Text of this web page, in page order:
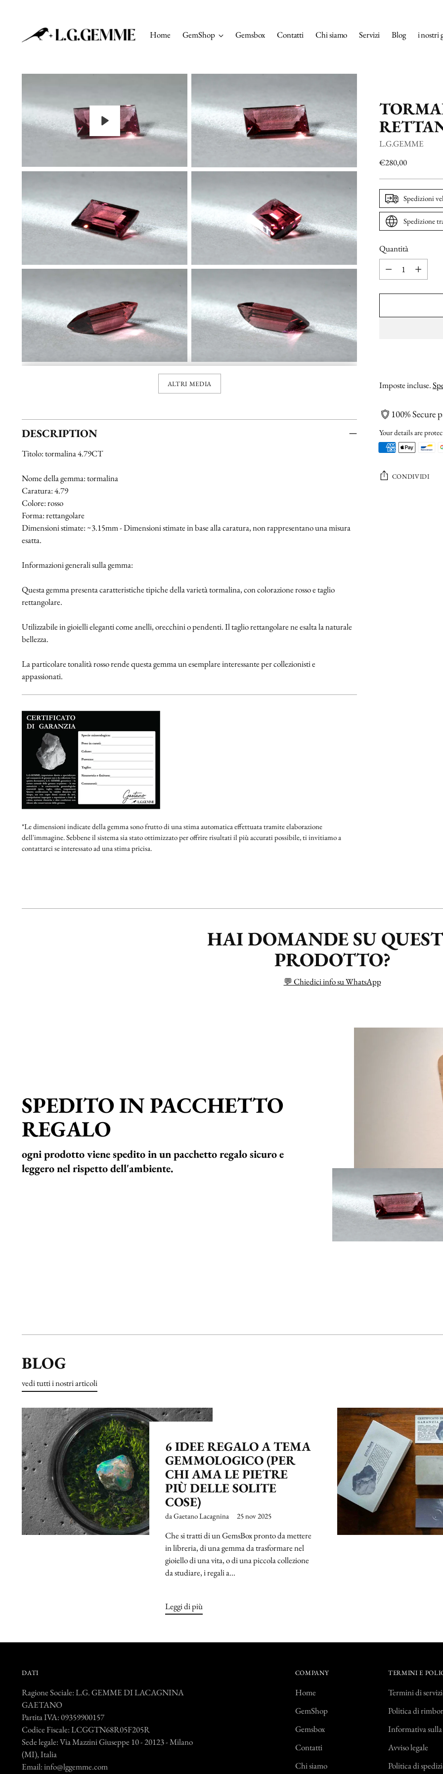
Home GemShop Gemsbox Contatti Chi siamo Servizi Blog i nostri
Riproduci
ALTRI MEDIA
DESCRIPTION
Titolo: tormalina 4.79CT
Nome della gemma: tormalina
Caratura: 4.79
Colore: rosso
Forma: rettangolare
Dimensioni stimate: ~3.15mm - Dimensioni stimate in base alla caratura, non rappresentano una misura
esatta.
Informazioni generali sulla gemma:
Questa gemma presenta caratteristiche tipiche della varietà tormalina, con colorazione rosso e taglio
rettangolare.
Utilizzabile in gioielli eleganti come anelli, orecchini o pendenti. Il taglio rettangolare ne esalta la naturale
bellezza.
La particolare tonalità rosso rende questa gemma un esemplare interessante per collezionisti e
appassionati.
*Le dimensioni indicate della gemma sono frutto di una stima automatica effettuata tramite elaborazione
dell'immagine. Sebbene il sistema sia stato ottimizzato per offrire risultati il più accurati possibile, ti invitiamo a
contattarci se interessato ad una stima pricisa.
L.G.GEMME
Prezzo
listino
€280,00
Spedizioni
Spedizione
Quantità
Quantità
Imposte incluse.
100% Secure
Your details are
CONDIVIDI
HAI DOMANDE SU
PRODOTTO?
💬 Chiedici info su WhatsApp
SPEDITO IN PACCHETTO
REGALO
ogni prodotto viene spedito in un pacchetto regalo sicuro e
leggero nel rispetto dell'ambiente.
BLOG
vedi tutti i nostri articoli
6 IDEE REGALO A TEMA
GEMMOLOGICO (PER
CHI AMA LE PIETRE
PIÙ DELLE SOLITE
COSE)
da Gaetano Lacagnina 25 nov 2025
Che si tratti di un GemsBox pronto da mettere
in libreria, di una gemma da trasformare nel
gioiello di una vita, o di una piccola collezione
da studiare, i regali a...
Leggi di più
DATI
Ragione Sociale: L.G. GEMME DI LACAGNINA
GAETANO
Partita IVA: 09359900157
Codice Fiscale: LCGGTN68R05F205R
Sede legale: Via Mazzini Giuseppe 10 - 20123 - Milano
(MI), Italia
Email: info@lggemme.com
COMPANY
Home
GemShop
Gemsbox
Contatti
Chi siamo
TERMINI E
Termini di
Politica di
Informativa
Avviso legale
Politica di